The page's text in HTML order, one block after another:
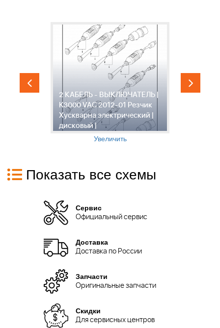
2 КАБЕЛЬ - ВЫКЛЮЧАТЕЛЬ |
K3000 VAC 2012-01 Резчик
Хускварна электрический |
дисковый |
Увеличить
Показать все схемы
Сервис
Официальный сервис
Доставка
Доставка по России
Запчасти
Оригинальные запчасти
Скидки
Для сервисных центров